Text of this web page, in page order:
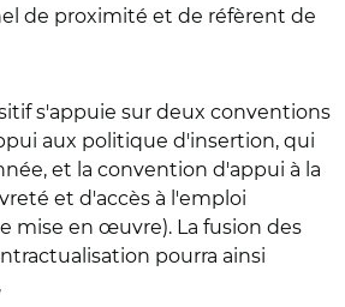
de proximité et de réfèrent de
s'appuie sur deux conventions
aux politique d'insertion, qui
et la convention d'appui à la
et d'accès à l'emploi
mise en œuvre). La fusion des
pourra ainsi